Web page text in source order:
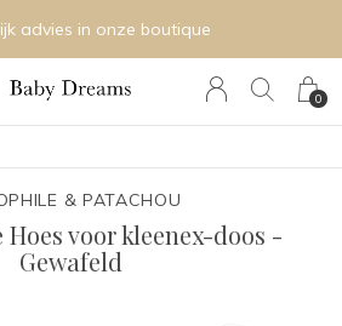
0
advies in onze boutique
& PATACHOU
voor kleenex-doos -
Gewafeld